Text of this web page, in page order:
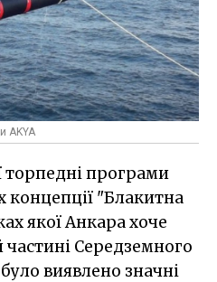
AKYA
торпедні програми
концепції "Блакитна
якої Анкара хоче
частині Середземного
виявлено значні